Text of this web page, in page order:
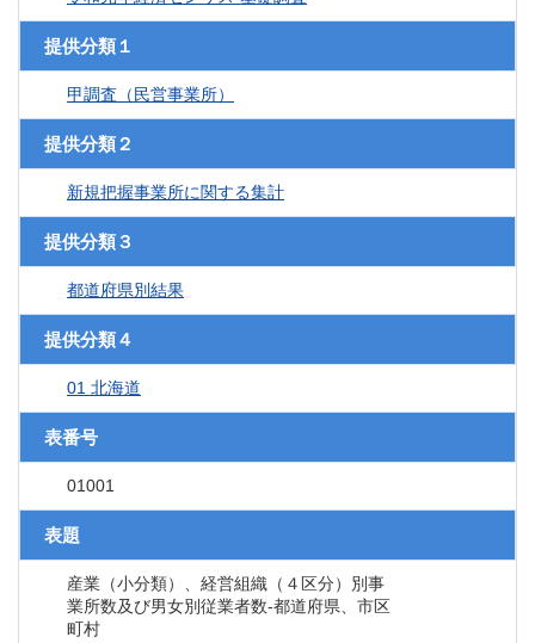
提供分類１
甲調査（民営事業所）
提供分類２
新規把握事業所に関する集計
提供分類３
都道府県別結果
提供分類４
01 北海道
表番号
01001
表題
産業（小分類）、経営組織（４区分）別事
業所数及び男女別従業者数‐都道府県、市区
町村